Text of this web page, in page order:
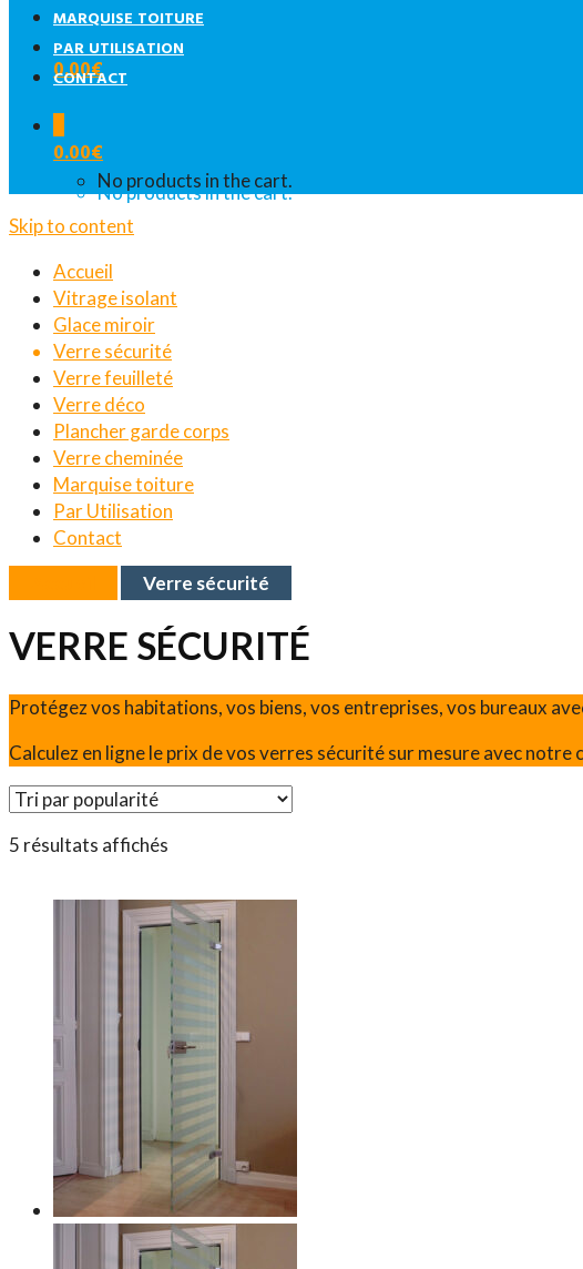
0.00€
No products in the cart.
MARQUISE TOITURE
PAR UTILISATION
CONTACT
0.00€
No products in the cart.
Skip to content
Accueil
Vitrage isolant
Glace miroir
Verre sécurité
Verre feuilleté
Verre déco
Plancher garde corps
Verre cheminée
Marquise toiture
Par Utilisation
Contact
Verre sécurité
VERRE SÉCURITÉ
Protégez vos habitations, vos biens, vos entreprises, vos bureaux
Calculez en ligne le prix de vos verres sécurité sur mesure avec
5 résultats affichés